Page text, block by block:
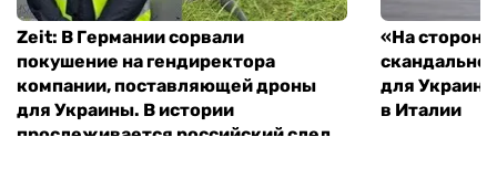
Zeit: В Германии сорвали
покушение на гендиректора
компании, поставляющей дроны
для Украины. В истории
прослеживается российский след
«На
для
в Италии